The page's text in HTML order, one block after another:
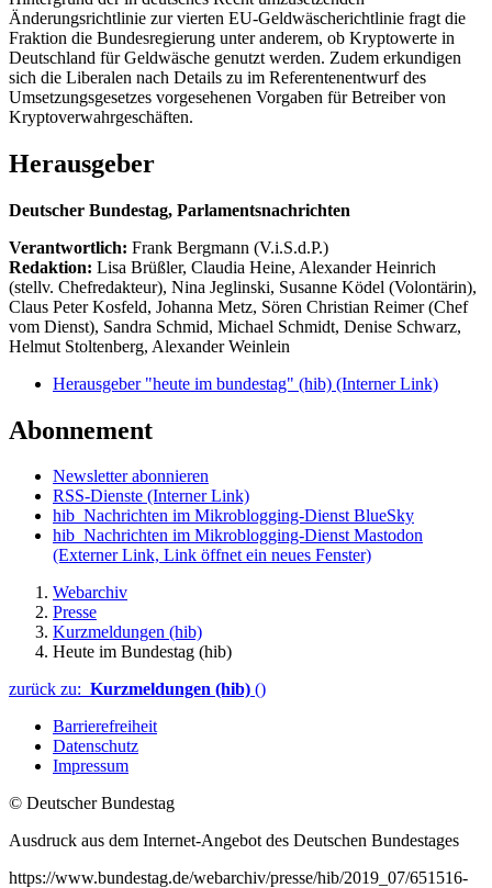
Änderungsrichtlinie zur vierten EU-Geldwäscherichtlinie fragt die
Fraktion die Bundesregierung unter anderem, ob Kryptowerte in
Deutschland für Geldwäsche genutzt werden. Zudem erkundigen
sich die Liberalen nach Details zu im Referentenentwurf des
Umsetzungsgesetzes vorgesehenen Vorgaben für Betreiber von
Kryptoverwahrgeschäften.
Herausgeber
Deutscher Bundestag, Parlamentsnachrichten
Verantwortlich: Frank Bergmann (V.i.S.d.P.)
Redaktion: Lisa Brüßler, Claudia Heine, Alexander Heinrich
(stellv. Chefredakteur), Nina Jeglinski, Susanne Ködel (Volontärin),
Claus Peter Kosfeld, Johanna Metz, Sören Christian Reimer (Chef
vom Dienst), Sandra Schmid, Michael Schmidt, Denise Schwarz,
Helmut Stoltenberg, Alexander Weinlein
Herausgeber "heute im bundestag" (hib) (Interner Link)
Abonnement
Newsletter abonnieren
RSS-Dienste (Interner Link)
hib_Nachrichten im Mikroblogging-Dienst BlueSky
hib_Nachrichten im Mikroblogging-Dienst Mastodon
(Externer Link, Link öffnet ein neues Fenster)
Webarchiv
Presse
Kurzmeldungen (hib)
Heute im Bundestag (hib)
zurück zu: Kurzmeldungen (hib) ()
Barrierefreiheit
Datenschutz
Impressum
© Deutscher Bundestag
Ausdruck aus dem Internet-Angebot des Deutschen Bundestages
https://www.bundestag.de/webarchiv/presse/hib/2019_07/651516-